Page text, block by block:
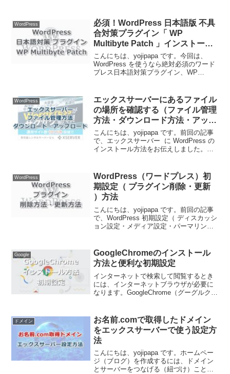
手が良く安定して高速なものが、
FileZill...
WordPress
必須！WordPress 日本語版 不具
合対策プラグイン「 WP
Multibyte Patch 」インストール
方法
こんにちは、yojipapa です。今回は、
WordPress を使うなら絶対必須のワード
プレス日本語対策プラグイン、WP
伝えします。ワードプレスは英...
WordPress
エックスサーバーにあるファイル
の場所を確認する（ファイル管理
方法・ダウンロード方法・アップ
ロード方法・削除方法）
こんにちは、yojipapa です。前回の記事
で、エックスサーバー に WordPress の
インストール方法をお伝えしました。ワ
ファイルが入っているの？って思いま
す...
WordPress
WordPress（ワードプレス）初
期設定（ プラグイン削除・更新
）方法
こんにちは、yojipapa です。前回の記事
で、WordPress 初期設定（ ディスカッシ
ョン設定・メディア設定・パーマリンク
（ プラグイン削除・更新 ）...
Google
GoogleChromeのインストール
方法と便利な初期設定
インターネットで検索して閲覧するとき
には、インターネットブラウザが必要に
なります。GoogleChrome（グーグルクロ
は、GoogleChromeのインストー...
ドメイン
お名前.comで取得したドメイン
をエックスサーバーで使う設定方
法
こんにちは、yojipapa です。ホームペー
ジ（ブログ）を作成するには、ドメイン
とサーバーをつなげる（紐づけ）ことが